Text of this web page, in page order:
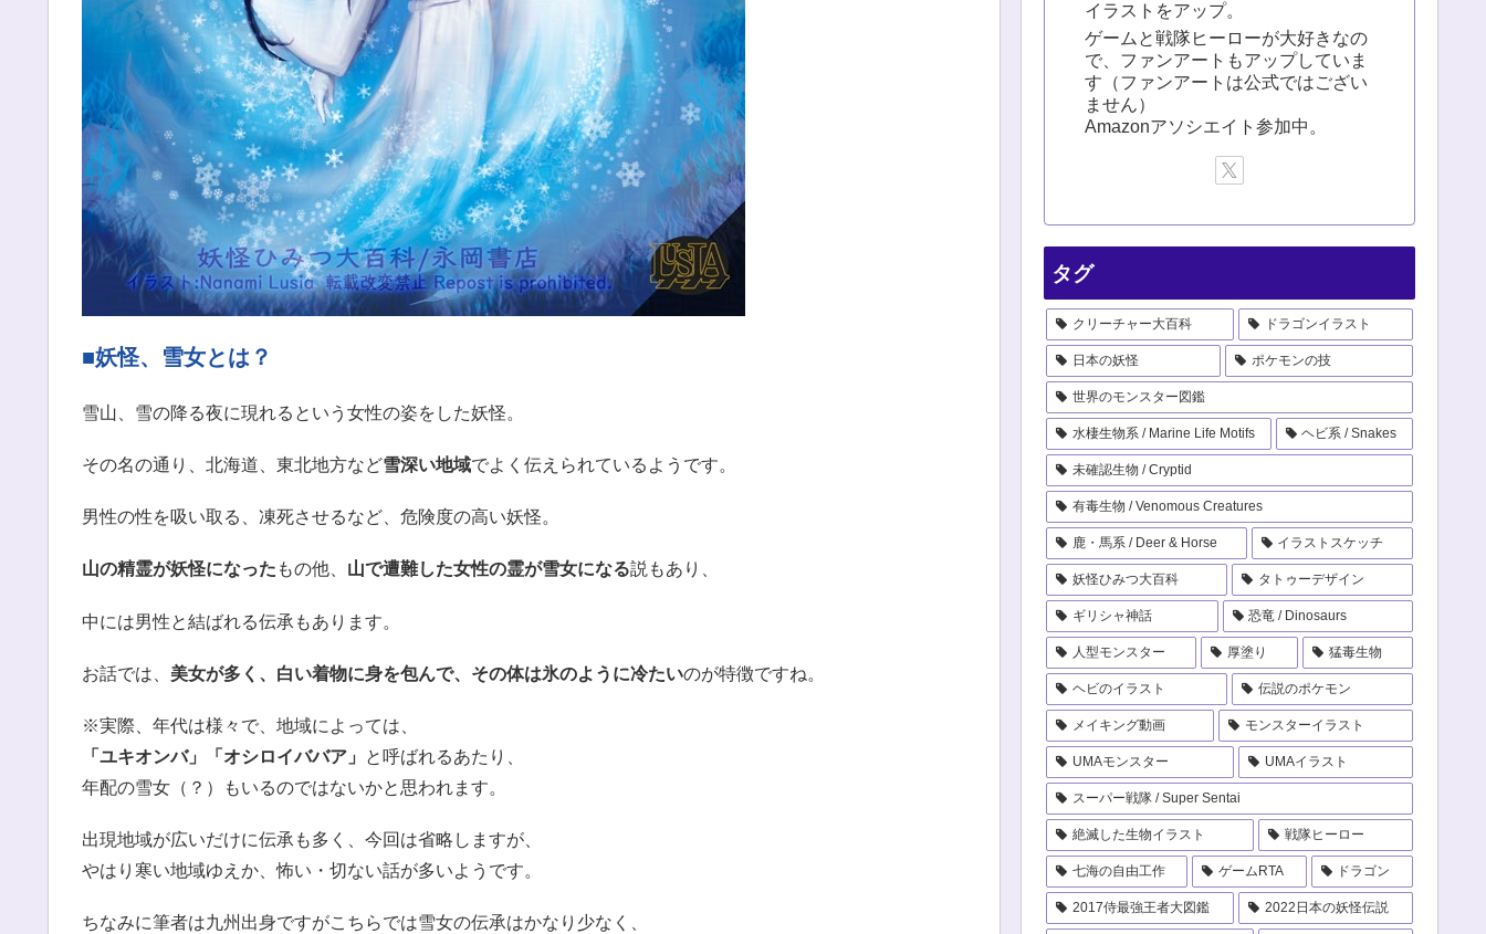
■妖怪、雪女とは？
雪山、雪の降る夜に現れるという女性の姿をした妖怪。
その名の通り、北海道、東北地方など雪深い地域でよく伝えられているようです。
男性の性を吸い取る、凍死させるなど、危険度の高い妖怪。
山の精霊が妖怪になった もの他、 山で遭難した女性の霊が雪女になる説もあり、
中には男性と結ばれる伝承もあります。
お話では、 美女が多く、白い着物に身を包んで、その体は氷のように冷たいのが特徴ですね。
※実際、年代は様々で、地域によっては、
「ユキオンバ」「オシロイババア」
と呼ばれるあたり、
年配の雪女（？）もいるのではないかと思われます。
出現地域が広いだけに伝承も多く、今回は省略しますが、
やはり寒い地域ゆえか、怖い・切ない話が多いようです。
ちなみに筆者は九州出身ですがこちらでは雪女の伝承はかなり少なく、
イラストをアップ。
ゲームと戦隊ヒーローが大好きなの
で、ファンアートもアップしていま
す（ファンアートは公式ではござい
ません）
Amazonアソシエイト参加中。
タグ
クリーチャー大百科 ドラゴンイラスト
日本の妖怪 ポケモンの技
世界のモンスター図鑑
水棲生物系 / Marine Life Motifs ヘビ系 / Snakes
未確認生物 / Cryptid
有毒生物 / Venomous Creatures
鹿・馬系 / Deer & Horse イラストスケッチ
妖怪ひみつ大百科 タトゥーデザイン
ギリシャ神話 恐竜 / Dinosaurs
人型モンスター 厚塗り 猛毒生物
ヘビのイラスト 伝説のポケモン
メイキング動画 モンスターイラスト
UMAモンスター UMAイラスト
スーパー戦隊 / Super Sentai
絶滅した生物イラスト 戦隊ヒーロー
七海の自由工作 ゲームRTA ドラゴン
2017侍最強王者大図鑑 2022日本の妖怪伝説